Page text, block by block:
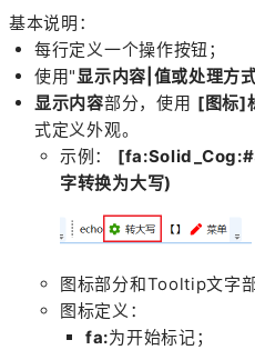
基本说明：
每行定义一个操作按钮；
使用"显示内容|值或处理方
显示内容部分，使用 [图标]
式定义外观。
示例：
字转换为大写)
图标部分和Tooltip文字部
图标定义：
fa:为开始标记；